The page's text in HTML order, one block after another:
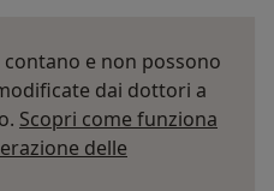
e non possono
dai dottori a
Scopri come funziona
delle